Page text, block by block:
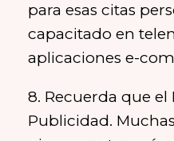
para esas citas
capacitado en
aplicaciones e-
8. Recuerda que
Publicidad.